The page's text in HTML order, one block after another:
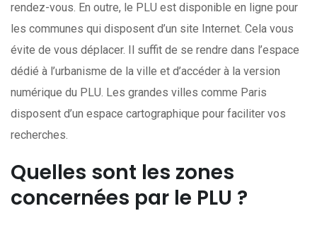
rendez-vous. En outre, le PLU est disponible en ligne pour
les communes qui disposent d’un site Internet. Cela vous
évite de vous déplacer. Il suffit de se rendre dans l’espace
dédié à l’urbanisme de la ville et d’accéder à la version
numérique du PLU. Les grandes villes comme Paris
disposent d’un espace cartographique pour faciliter vos
recherches.
Quelles sont les zones
concernées par le PLU ?